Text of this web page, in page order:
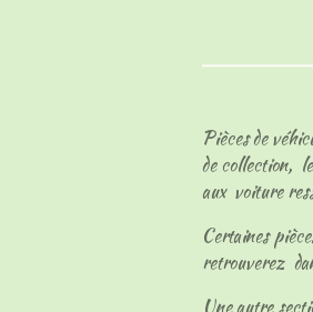
Pièces de
de collection,
aux voiture
Certaines
retrouverez